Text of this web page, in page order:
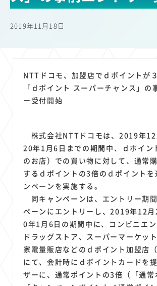
公衆無線LAN 11 格安 11 キャッシュレス決済
待ち合わせ場所
OpenAI Firefly 3 DALL-E 3 Mid Journey
オフィスビル 3
Genspark 配車アプリ フードデリバリー
Netflix 2 Microsoft 2 Canva AI 2 Azure Sora
中東情勢 1 輸送費 1 Facebook 1 twitter 1
原材料費 1 端末価格 1 G20 1 購買力 MNO 1
スマートホーム家電 1 クラウド ライドシェ
ポイントサービス 1 共通ポイント 1 経済圏 1
Google Pixel 1 surface 1 会社 1 価格 1 NTTド
オンラインサロン 1
2019年11月18日
NTTドコモ、加盟店でｄポイントが
「ｄポイント スーパーチャンス」の
ー受付開始
株式会社NTTドコモは、2019年
20年1月6日までの期間中、ｄポイン
のお店）での買い物に対して、通常
するｄポイントの3倍のｄポイントを
ンペーンを実施する。
同キャンペーンは、エントリー期
ペーンにエントリーし、2019年12
0年1月6日の期間中に、コンビニエ
ドラッグストア、スーパーマーケット
家電量販店などのｄポイント加盟店（
にて、会計時にｄポイントカードを
ザーに、通常ポイントの3倍（「通常